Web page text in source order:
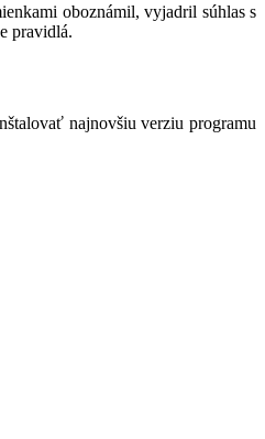
oboznámil, vyjadril súhlas s
pravidlá.
najnovšiu verziu programu